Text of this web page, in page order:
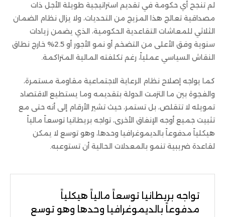
لم تنجح أي حكومة في تقديم استراتيجية طويلة الأجل ذات
مصداقية تعالج هذا المزيج من التحديات، ولا يزال نظام الضمان
الثلاثي للمعاشات التقاعدية الحكومية، الذي يضمن زيادات
سنوية وفق الأعلى من التضخم أو نمو الأجور أو 2.5% خارج نطاق
النقاش السياسي عملياً، رغم تكلفته المالية المتراكمة.
كما يواجه إصلاح نظام الرعاية الاجتماعية مقاومة مستمرة،
والفجوة بين ما التزمت الدولة بتقديمه وما يستطيع الاقتصاد
تمويله لا تتقلص، بل تستمر، حيث تشير الأرقام إلى أنه حتى مع
تثبيت جميع أوجه الإنفاق الأخرى، تواجه بريطانيا توسعاً مالياً
هيكلياً مدفوعاً بالديموغرافيا وحدها، وهو توسع لا يمكن
لقاعدة ضريبية تنمو بالمعدلات الحالية أن تستوعبه.
تواجه بريطانيا توسعاً مالياً هيكلياً
مدفوعاً بالديموغرافيا وحدها وهو توسع